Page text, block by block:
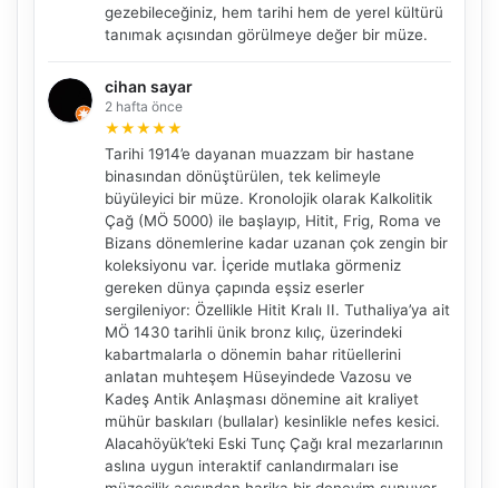
gezebileceğiniz, hem tarihi hem de yerel kültürü
tanımak açısından görülmeye değer bir müze.
cihan sayar
2 hafta önce
★★★★★
Tarihi 1914’e dayanan muazzam bir hastane
binasından dönüştürülen, tek kelimeyle
büyüleyici bir müze. Kronolojik olarak Kalkolitik
Çağ (MÖ 5000) ile başlayıp, Hitit, Frig, Roma ve
Bizans dönemlerine kadar uzanan çok zengin bir
koleksiyonu var. İçeride mutlaka görmeniz
gereken dünya çapında eşsiz eserler
sergileniyor: Özellikle Hitit Kralı II. Tuthaliya’ya ait
MÖ 1430 tarihli ünik bronz kılıç, üzerindeki
kabartmalarla o dönemin bahar ritüellerini
anlatan muhteşem Hüseyindede Vazosu ve
Kadeş Antik Anlaşması dönemine ait kraliyet
mühür baskıları (bullalar) kesinlikle nefes kesici.
Alacahöyük’teki Eski Tunç Çağı kral mezarlarının
aslına uygun interaktif canlandırmaları ise